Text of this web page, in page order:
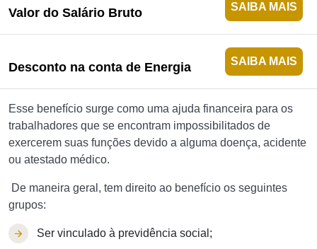
Valor do Salário Bruto SAIBA MAIS
Desconto na conta de Energia SAIBA MAIS
Esse benefício surge como uma ajuda financeira para os
trabalhadores que se encontram impossibilitados de
exercerem suas funções devido a alguma doença, acidente
ou atestado médico.
De maneira geral, tem direito ao benefício os seguintes
grupos:
Ser vinculado à previdência social;